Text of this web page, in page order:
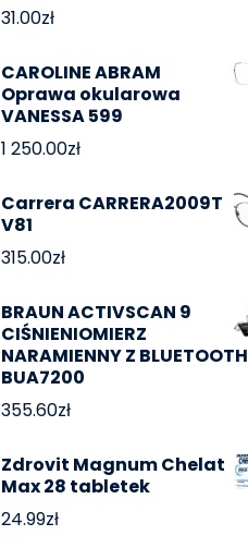
31.00zł
CAROLINE ABRAM
Oprawa okularowa
VANESSA 599
1 250.00zł
Carrera CARRERA2009T
V81
315.00zł
BRAUN ACTIVSCAN 9
CIŚNIENIOMIERZ
NARAMIENNY Z BLUETOOTH
BUA7200
355.60zł
Zdrovit Magnum Chelat
Max 28 tabletek
24.99zł